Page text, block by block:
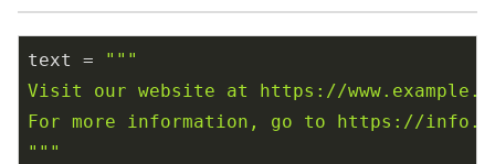
text =
"""
Visit our website at https://
For more information, go to https://
"""